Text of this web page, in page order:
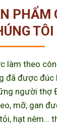
PHẨM
TÔI
làm theo
đã được
người thợ
mỡ, gan
hạt nêm…